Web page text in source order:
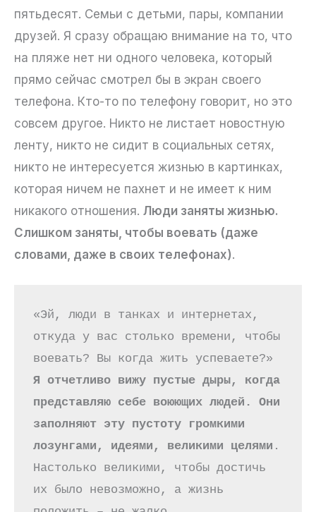
пятьдесят. Семьи с детьми, пары, компании
друзей. Я сразу обращаю внимание на то, что
на пляже нет ни одного человека, который
прямо сейчас смотрел бы в экран своего
телефона. Кто-то по телефону говорит, но это
совсем другое. Никто не листает новостную
ленту, никто не сидит в социальных сетях,
никто не интересуется жизнью в картинках,
которая ничем не пахнет и не имеет к ним
никакого отношения. Люди заняты жизнью.
Слишком заняты, чтобы воевать (даже
словами, даже в своих телефонах).
«Эй, люди в танках и интернетах,
откуда у вас столько времени, чтобы
Я отчетливо вижу пустые дыры, когда
представляю себе воюющих людей. Они
заполняют эту пустоту громкими
лозунгами, идеями, великими целями .
Настолько великими, чтобы достичь
их было невозможно, а жизнь